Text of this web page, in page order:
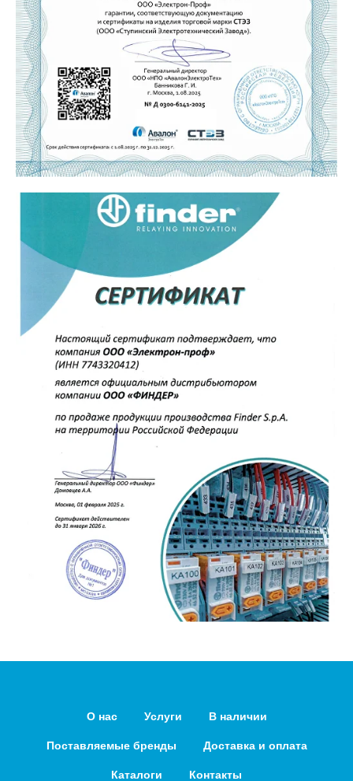
О нас Услуги В наличии
Поставляемые бренды Доставка и оплата
Каталоги Контакты